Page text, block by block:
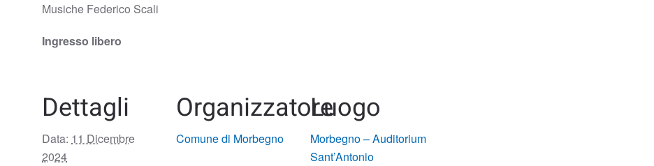
Musiche Federico Scali
Ingresso libero
Dettagli
Data: 11 Dicembre
2024
Organizzatore
Comune di Morbegno
Luogo
Morbegno – Auditorium
Sant’Antonio